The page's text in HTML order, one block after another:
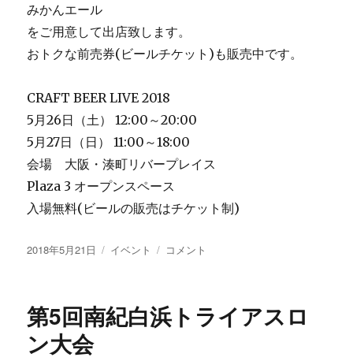
みかんエール
をご用意して出店致します。
おトクな前売券(ビールチケット)も販売中です。
CRAFT BEER LIVE 2018
5月26日（土） 12:00～20:00
5月27日（日） 11:00～18:00
会場 大阪・湊町リバープレイス
Plaza 3 オープンスペース
入場無料(ビールの販売はチケット制)
投
2018年5月21日
カ
ー
イベント
大
ー
ル
コメント
第5回南紀白浜トライアスロ
ン大会